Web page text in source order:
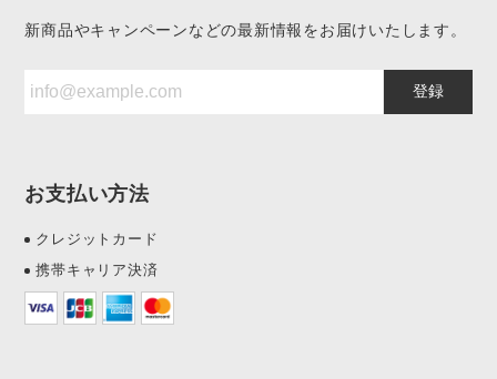
新商品やキャンペーンなどの最新情報をお届けいたします。
登録
お支払い方法
クレジットカード
携帯キャリア決済